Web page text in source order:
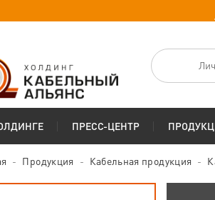
ПРЕСС-ЦЕНТР
Продукция Кабельная продукция